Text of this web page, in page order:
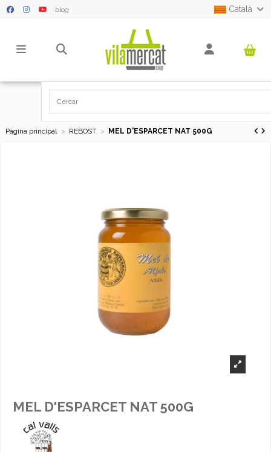
blog Català
Pàgina principal REBOST MEL D'ESPARCET NAT 500G
MEL D'ESPARCET NAT 500G